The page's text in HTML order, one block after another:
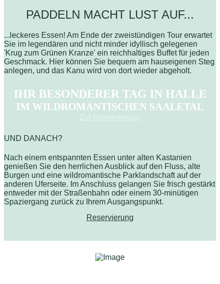
PADDELN MACHT LUST AUF...
...leckeres Essen! Am Ende der zweistündigen Tour erwartet
Sie im legendären und nicht minder idyllisch gelegenen
'Krug zum Grünen Kranze' ein reichhaltiges Buffet für jeden
Geschmack. Hier können Sie bequem am hauseigenen Steg
anlegen, und das Kanu wird von dort wieder abgeholt.
IHR BESONDERER TAG IN HALLE
IM WILDROMANTISCHEN SAALETAL
UND DANACH?
Nach einem entspannten Essen unter alten Kastanien
genießen Sie den herrlichen Ausblick auf den Fluss, alte
Burgen und eine wildromantische Parklandschaft auf der
anderen Uferseite. Im Anschluss gelangen Sie frisch gestärkt
entweder mit der Straßenbahn oder einem 30-minütigen
Spaziergang zurück zu Ihrem Ausgangspunkt.
Reservierung